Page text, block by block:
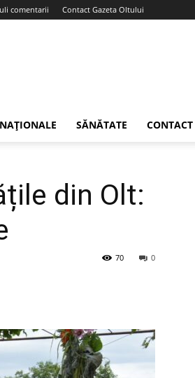
comentarii Contact Gazeta Oltului
NAȚIONALE SĂNĂTATE CONTACT
din Olt:
0
70